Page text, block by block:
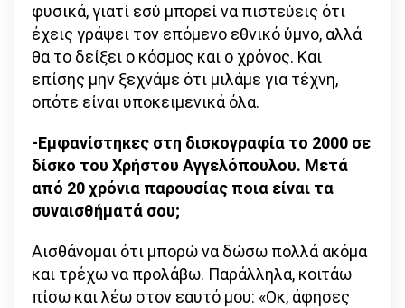
φυσικά, γιατί εσύ μπορεί να πιστεύεις ότι
έχεις γράψει τον επόμενο εθνικό ύμνο, αλλά
θα το δείξει ο κόσμος και ο χρόνος. Και
επίσης μην ξεχνάμε ότι μιλάμε για τέχνη,
οπότε είναι υποκειμενικά όλα.
-Εμφανίστηκες στη δισκογραφία το 2000 σε
δίσκο του Χρήστου Αγγελόπουλου. Μετά
από 20 χρόνια παρουσίας ποια είναι τα
συναισθήματά σου;
Αισθάνομαι ότι μπορώ να δώσω πολλά ακόμα
και τρέχω να προλάβω. Παράλληλα, κοιτάω
πίσω και λέω στον εαυτό μου: «Οκ, άφησες